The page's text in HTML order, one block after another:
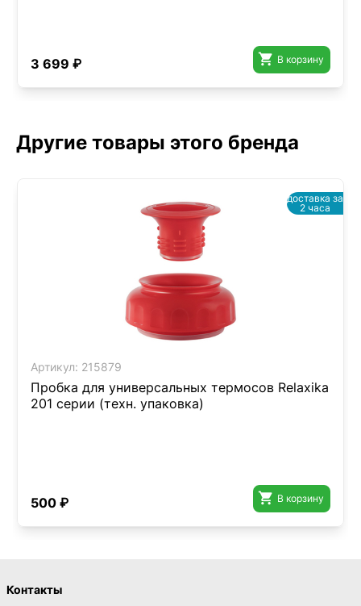
3 699 ₽  В корзину
Другие товары этого бренда
Артикул: 215879
Пробка для универсальных термосов Relaxika
201 серии (техн. упаковка)
500 ₽  В корзину
доставка за
2 часа
Контакты